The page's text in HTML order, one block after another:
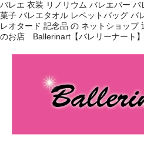
バレエ 衣装 リノリウム バレエバー
菓子 バレエタオル レペットバッグ バ
レオタード 記念品 の ネットショップ
のお店 Ballerinart【バレリーナート】